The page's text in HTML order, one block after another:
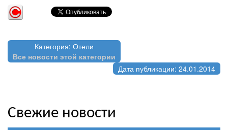
Категория: Отели
Все новости этой категории
Дата публикации: 24.01.2014
Свежие новости